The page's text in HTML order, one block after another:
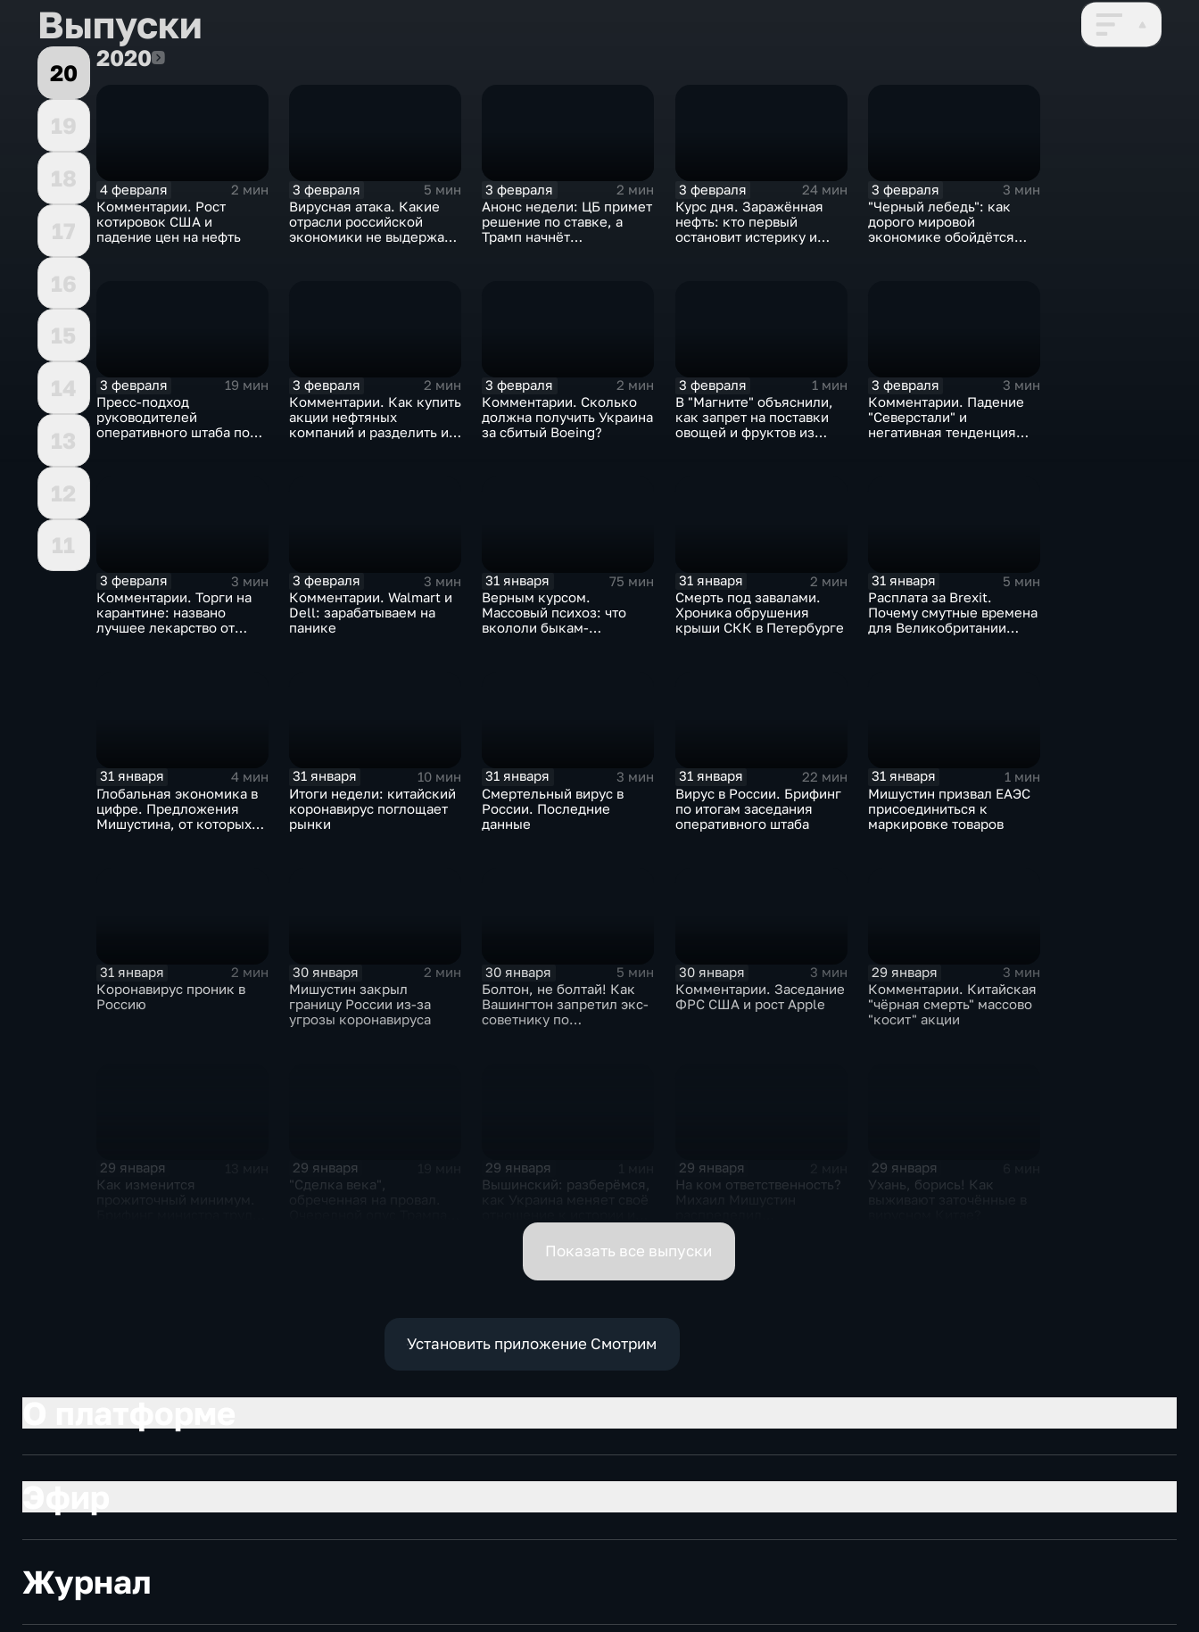
Выпуски
20
19
18
17
16
15
14
13
12
11
20202020
4 февраля
2 мин
Комментарии. Рост
котировок США и
падение цен на нефть
3 февраля
5 мин
Вирусная атака. Какие
отрасли российской
экономики не выдержат
3 февраля
2 мин
Анонс недели: ЦБ примет
решение по ставке, а
Трамп начнёт
3 февраля
24 мин
Курс дня. Заражённая
нефть: кто первый
остановит истерику и
3 февраля
3 мин
"Черный лебедь": как
дорого мировой
экономике обойдётся
3 февраля
19 мин
Пресс-подход
руководителей
оперативного штаба по
3 февраля
2 мин
Комментарии. Как купить
акции нефтяных
компаний и разделить их
3 февраля
2 мин
Комментарии. Сколько
должна получить Украина
за сбитый Boeing?
3 февраля
1 мин
В "Магните" объяснили,
как запрет на поставки
овощей и фруктов из
3 февраля
3 мин
Комментарии. Падение
"Северстали" и
негативная тенденция
3 февраля
3 мин
Комментарии. Торги на
карантине: названо
лучшее лекарство от
3 февраля
3 мин
Комментарии. Walmart и
Dell: зарабатываем на
панике
31 января
75 мин
Верным курсом.
Массовый психоз: что
вкололи быкам-
31 января
2 мин
Смерть под завалами.
Хроника обрушения
крыши СКК в Петербурге
31 января
5 мин
Расплата за Brexit.
Почему смутные времена
для Великобритании
31 января
4 мин
Глобальная экономика в
цифре. Предложения
Мишустина, от которых
31 января
10 мин
Итоги недели: китайский
коронавирус поглощает
рынки
31 января
3 мин
Смертельный вирус в
России. Последние
данные
31 января
22 мин
Вирус в России. Брифинг
по итогам заседания
оперативного штаба
31 января
1 мин
Мишустин призвал ЕАЭС
присоединиться к
маркировке товаров
31 января
2 мин
Коронавирус проник в
Россию
30 января
2 мин
Мишустин закрыл
границу России из-за
угрозы коронавируса
30 января
5 мин
Болтон, не болтай! Как
Вашингтон запретил экс-
советнику по
30 января
3 мин
Комментарии. Заседание
ФРС США и рост Apple
29 января
3 мин
Комментарии. Китайская
"чёрная смерть" массово
"косит" акции
29 января
Как изменится
29 января
"Сделка века",
29 января
Вышинский: разберёмся,
почему
29 января
На ком ответственность?
обязанности вице-
премьеров
29 января
Ухань, борись! Как
Показать все выпуски
Установить приложение Смотрим
Журнал